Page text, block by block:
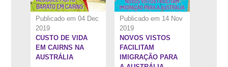
Publicado em 04 Dec
2019
CUSTO DE VIDA
EM CAIRNS NA
AUSTRÁLIA
Publicado em 14 Nov
2019
NOVOS VISTOS
FACILITAM
IMIGRAÇÃO PARA
3:25''